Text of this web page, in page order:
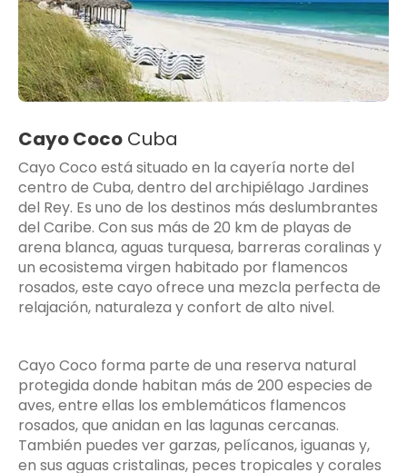
Cayo Coco Cuba
Cayo Coco está situado en la cayería norte del
centro de Cuba, dentro del archipiélago Jardines
del Rey. Es uno de los destinos más deslumbrantes
del Caribe. Con sus más de 20 km de playas de
arena blanca, aguas turquesa, barreras coralinas y
un ecosistema virgen habitado por flamencos
rosados, este cayo ofrece una mezcla perfecta de
relajación, naturaleza y confort de alto nivel.
Cayo Coco forma parte de una reserva natural
protegida donde habitan más de 200 especies de
aves, entre ellas los emblemáticos flamencos
rosados, que anidan en las lagunas cercanas.
También puedes ver garzas, pelícanos, iguanas y,
en sus aguas cristalinas, peces tropicales y corales